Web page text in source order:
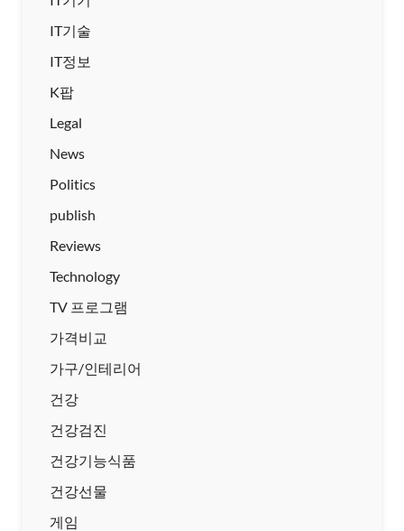
IT기술
IT정보
K팝
Legal
News
Politics
publish
Reviews
Technology
TV 프로그램
가격비교
가구/인테리어
건강
건강검진
건강기능식품
건강선물
게임